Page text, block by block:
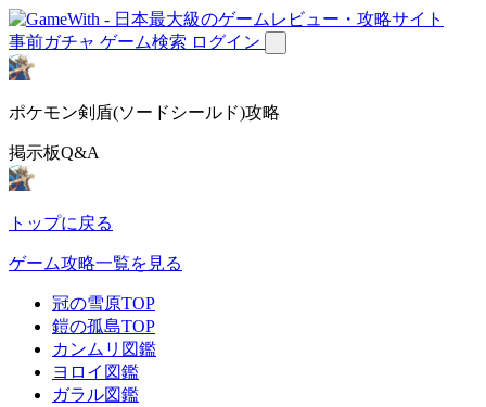
事前ガチャ ゲーム検索 ログイン
ポケモン剣盾(ソードシールド)攻略
掲示板Q&A
トップに戻る
ゲーム攻略一覧を見る
冠の雪原TOP
鎧の孤島TOP
カンムリ図鑑
ヨロイ図鑑
ガラル図鑑